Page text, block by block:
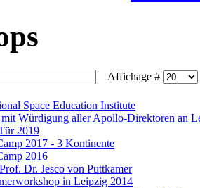
Affichage #
Space Education Institute
Würdigung aller Apollo-Direktoren an
2019
2017 - 3 Kontinente
2016
Dr. Jesco von Puttkamer
in Leipzig 2014